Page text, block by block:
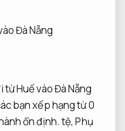
Huế vào Đà Nẵng
bạn xếp hạng từ 0
ổn định.tệ,Phụ